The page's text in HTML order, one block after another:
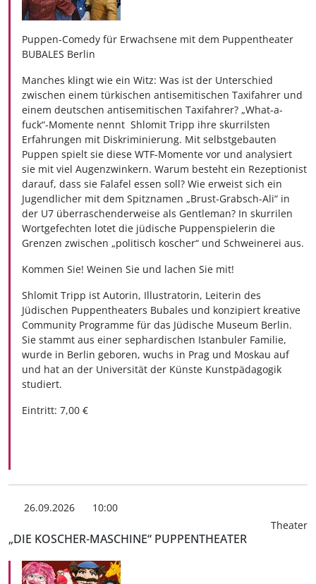
Puppen-Comedy für Erwachsene mit dem Puppentheater
BUBALES Berlin
Manches klingt wie ein Witz: Was ist der Unterschied
zwischen einem türkischen antisemitischen Taxifahrer und
einem deutschen antisemitischen Taxifahrer? „What-a-
fuck“-Momente nennt Shlomit Tripp ihre skurrilsten
Erfahrungen mit Diskriminierung. Mit selbstgebauten
Puppen spielt sie diese WTF-Momente vor und analysiert
sie mit viel Augenzwinkern. Warum besteht ein Rezeptionist
darauf, dass sie Falafel essen soll? Wie erweist sich ein
Jugendlicher mit dem Spitznamen „Brust-Grabsch-Ali“ in
der U7 überraschenderweise als Gentleman? In skurrilen
Wortgefechten lotet die jüdische Puppenspielerin die
Grenzen zwischen „politisch koscher“ und Schweinerei aus.
Kommen Sie! Weinen Sie und lachen Sie mit!
Shlomit Tripp ist Autorin, Illustratorin, Leiterin des
Jüdischen Puppentheaters Bubales und konzipiert kreative
Community Programme für das Jüdische Museum Berlin.
Sie stammt aus einer sephardischen Istanbuler Familie,
wurde in Berlin geboren, wuchs in Prag und Moskau auf
und hat an der Universität der Künste Kunstpädagogik
studiert.
Eintritt: 7,00 €
26.09.2026
10:00
Theater
„DIE KOSCHER-MASCHINE“ PUPPENTHEATER